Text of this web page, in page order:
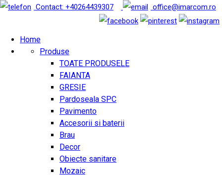
Contact: +40264439307 office@imarcom.ro
Home
Produse
TOATE PRODUSELE
FAIANTA
GRESIE
Pardoseala SPC
Pavimento
Accesorii si baterii
Brau
Decor
Obiecte sanitare
Mozaic